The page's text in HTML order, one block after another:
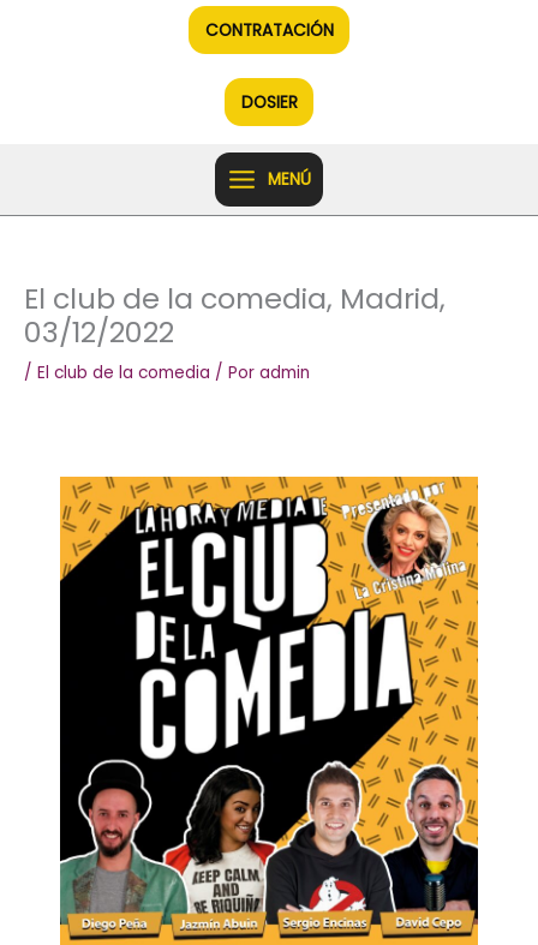
CONTRATACIÓN
DOSIER
MENÚ
El club de la comedia, Madrid,
03/12/2022
/ El club de la comedia / Por admin